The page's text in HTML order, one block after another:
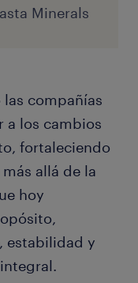
Minerals
compañías
a los cambios
fortaleciendo
allá de la
hoy
estabilidad y